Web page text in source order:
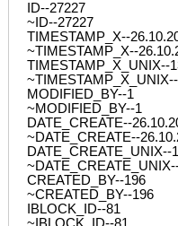
ID--27227
~ID--27227
TIMESTAMP_X--
~TIMESTAMP_X--
TIMESTAMP_X_UNIX--
MODIFIED_BY--1
~MODIFIED_BY--1
DATE_CREATE--
~DATE_CREATE--
DATE_CREATE_UNIX--
CREATED_BY--196
~CREATED_BY--196
IBLOCK_ID--81